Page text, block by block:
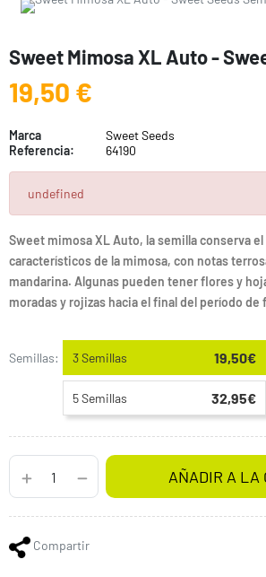
Sweet Mimosa XL Auto -
19,50 €
Marca
Sweet Seeds
Referencia:
64190
undefined
Sweet mimosa XL Auto, la semilla conserva el
característicos de la mimosa, con notas
mandarina. Algunas pueden tener flores y
moradas y rojizas hacia el final del período de
Semillas: 3 Semillas 19,50€
5 Semillas 32,95€
AÑADIR A LA
Compartir